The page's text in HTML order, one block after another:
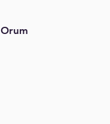
Orum